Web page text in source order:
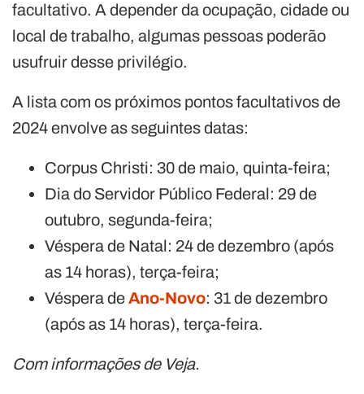
facultativo. A depender da ocupação, cidade ou
local de trabalho, algumas pessoas poderão
usufruir desse privilégio.
A lista com os próximos pontos facultativos de
2024 envolve as seguintes datas:
Corpus Christi: 30 de maio, quinta-feira;
Dia do Servidor Público Federal: 29 de
outubro, segunda-feira;
Véspera de Natal: 24 de dezembro (após
as 14 horas), terça-feira;
Véspera deAno-Novo: 31 de dezembro
(após as 14 horas), terça-feira.
Com informações de Veja.